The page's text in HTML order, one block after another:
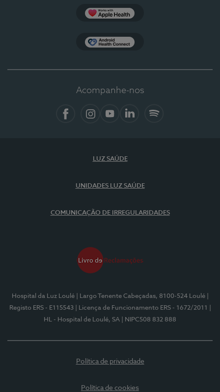
Acompanhe-nos
LUZ SAÚDE
UNIDADES LUZ SAÚDE
COMUNICAÇÃO DE IRREGULARIDADES
Hospital da Luz Loulé | Largo Tenente Cabeçadas, 8100-524 Loulé
Registo ERS - E115543
| Licença de Funcionamento ERS - 1672/2011
HL - Hospital de Loulé, SA
| NIPC508 832 888
Política de privacidade
Política de cookies